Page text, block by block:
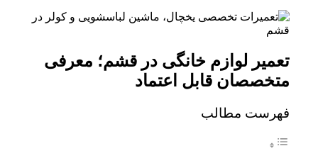
تعمیر لوازم خانگی در قشم؛ معرفی
متخصصان قابل اعتماد
فهرست مطالب